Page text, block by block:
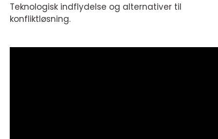
Teknologisk indflydelse og alternativer til
konfliktløsning.